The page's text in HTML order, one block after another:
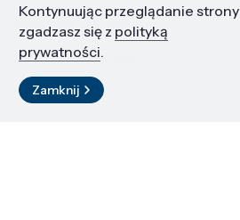
Edukacja i kariera
Zasoby i materiały
Kontakt
Kontynuując przeglądanie strony
zgadzasz się z polityką
prywatności.
Zamknij